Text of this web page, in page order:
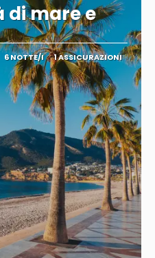
di mare e
6 NOTTE/I 1 ASSICURAZIONI